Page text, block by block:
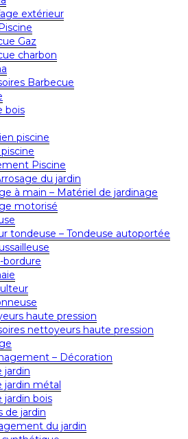
extérieur
Gaz
charbon
Barbecue
bois
piscine
Piscine
du jardin
à main – Matériel de jardinage
motorisé
tondeuse – Tondeuse autoportée
bordure
haute pression
nettoyeurs haute pression
– Décoration
jardin
jardin métal
jardin bois
de jardin
du jardin